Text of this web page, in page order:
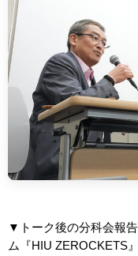
▼トーク後の分科会報
ム『HIU ZEROCKETS